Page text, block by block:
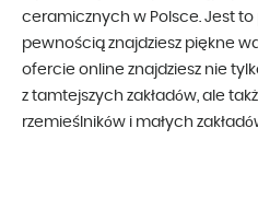
ceramicznych w Polsce. Jest
pewnością znajdziesz piękne
ofercie online znajdziesz nie
z tamtejszych zakładów, ale
rzemieślników i małych